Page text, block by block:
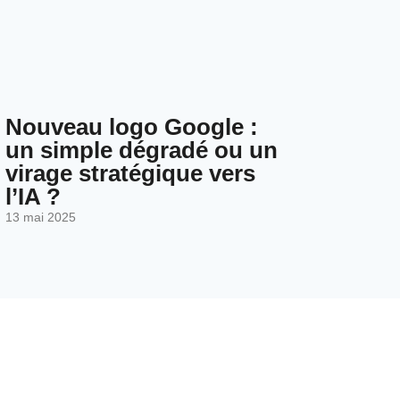
Nouveau logo Google :
un simple dégradé ou un
virage stratégique vers
l’IA ?
13 mai 2025